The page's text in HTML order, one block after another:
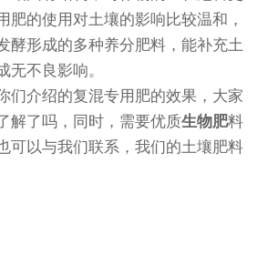
肥的使用对土壤的影响比较温和，
酵形成的多种养分肥料，能补充土
无不良影响。
介绍的复混专用肥的效果，大家
解了吗，同时，需要优质生物肥料
可以与我们联系，我们的土壤肥料